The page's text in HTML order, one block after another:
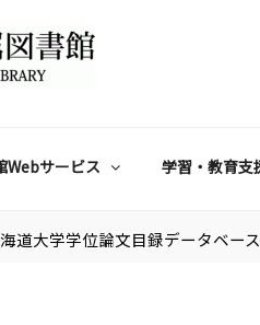
Webサービス 学習・教育支
道大学学位論文目録データベー